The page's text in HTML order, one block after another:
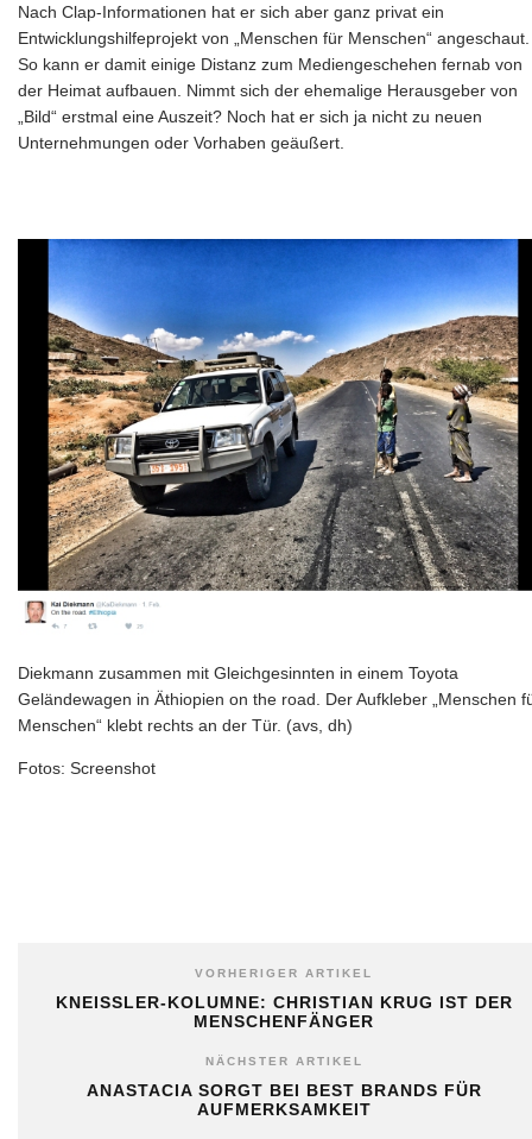
Nach Clap-Informationen hat er sich aber ganz privat ein
Entwicklungshilfeprojekt von „Menschen für Menschen“ angeschaut.
So kann er damit einige Distanz zum Mediengeschehen fernab von
der Heimat aufbauen. Nimmt sich der ehemalige Herausgeber von
„Bild“ erstmal eine Auszeit? Noch hat er sich ja nicht zu neuen
Unternehmungen oder Vorhaben geäußert.
Diekmann zusammen mit Gleichgesinnten in einem Toyota
Geländewagen in Äthiopien on the road. Der Aufkleber „Menschen
Menschen“ klebt rechts an der Tür. (avs, dh)
Fotos: Screenshot
VORHERIGER ARTIKEL
KNEISSLER-KOLUMNE: CHRISTIAN KRUG IST DER
MENSCHENFÄNGER
NÄCHSTER ARTIKEL
ANASTACIA SORGT BEI BEST BRANDS FÜR
AUFMERKSAMKEIT